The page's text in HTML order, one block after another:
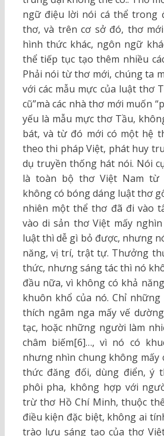
ngữ điệu lời nói cá thể trong
thơ, và trên cơ sở đó, thơ
hình thức khác, ngôn ngữ
thể tiếp tục tạo thêm nhiều
Phải nói từ thơ mới, chúng ta
với các mẫu mực của luật thơ
cũ”mà các nhà thơ mới muốn
yếu là mẫu mực thơ Tầu,
bát, và từ đó mới có một hệ
theo thi pháp Việt, phát huy
dụ truyền thống hát nói. Nói
là toàn bộ thơ Việt Nam từ
không có bóng dáng luật thơ
nhiên một thể thơ đã đi vào
vào di sản thơ Việt mấy
luật thì dễ gì bỏ được, nhưng
năng, vị trí, trật tự. Thưởng
thức, nhưng sáng tác thì nó
đầu nữa, vì không có khả
khuôn khổ của nó. Chỉ
thích ngâm nga mấy vế
tạc, hoặc những người làm
châm biếm[6]…, vì nó có
nhưng nhìn chung không mấy
thức đăng đối, dùng điển, ý
phôi pha, không hợp với
trừ thơ Hồ Chí Minh, thuộc
điều kiện đặc biệt, không ai
trào lưu sáng tạo của thơ